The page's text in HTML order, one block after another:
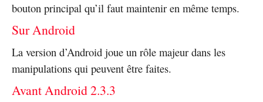
bouton principal qu’il faut maintenir en même temps.
Sur Android
La version d’Android joue un rôle majeur dans les
manipulations qui peuvent être faites.
Avant Android 2.3.3